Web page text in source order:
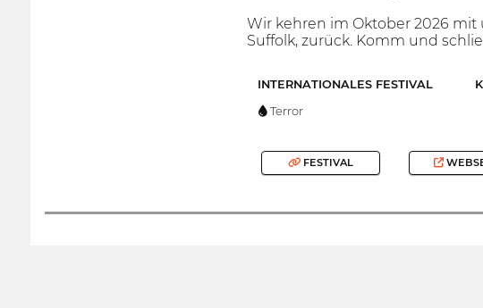
Wir kehren im Oktober 2026
Suffolk, zurück. Komm und
INTERNATIONALES FESTIVAL
Terror
FESTIVAL